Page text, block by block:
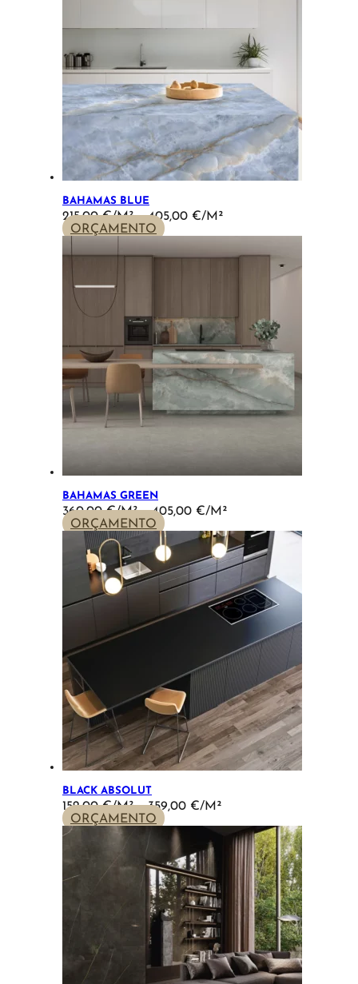
BAHAMAS BLUE
215,00€ – 405,00 €
PRICE
THROUGH
ORÇAMENTO
BAHAMAS GREEN
360,00€ – 405,00 €
PRICE
360,00 €
THROUGH
405,00 €
ORÇAMENTO
BLACK ABSOLUT
152,00€ – 359,00 €
PRICE
152,00 €
THROUGH
359,00 €
ORÇAMENTO